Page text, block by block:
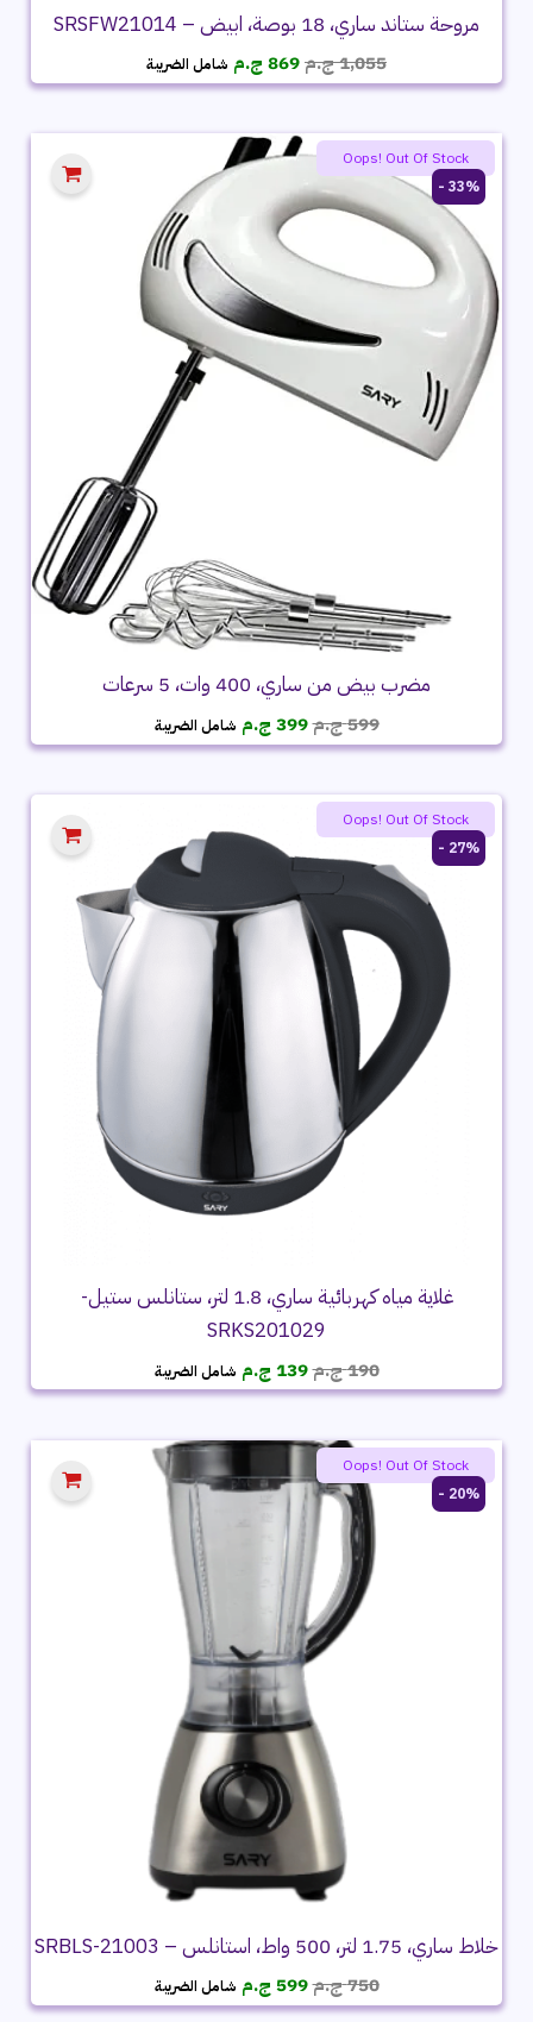
مروحة ستاند ساري، 18 بوصة، ابيض – SRSFW21014
1,055ج.مالسعر
الأصلي
1,055 ج.م.
869 ج.م السعر
الحالي
869 ج.م.
شامل الضريبة
33% -
مضرب بيض من ساري، 400 وات، 5 سرعات
599ج.مالسعر
الأصلي
599 ج.م.
399 ج.م السعر
الحالي
399 ج.م.
شامل الضريبة
Oops! Out Of Stock
27% -
غلاية مياه كهربائية ساري، 1.8 لتر، ستانلس ستيل-
SRKS201029
190ج.مالسعر
الأصلي
190 ج.م.
139 ج.م السعر
الحالي
139 ج.م.
شامل الضريبة
Oops! Out Of Stock
20% -
خلاط ساري، 1.75 لتر، 500 واط، استانلس – SRBLS-21003
750ج.مالسعر
الأصلي
599 ج.م السعر
الحالي
شامل الضريبة
Oops! Out Of Stock